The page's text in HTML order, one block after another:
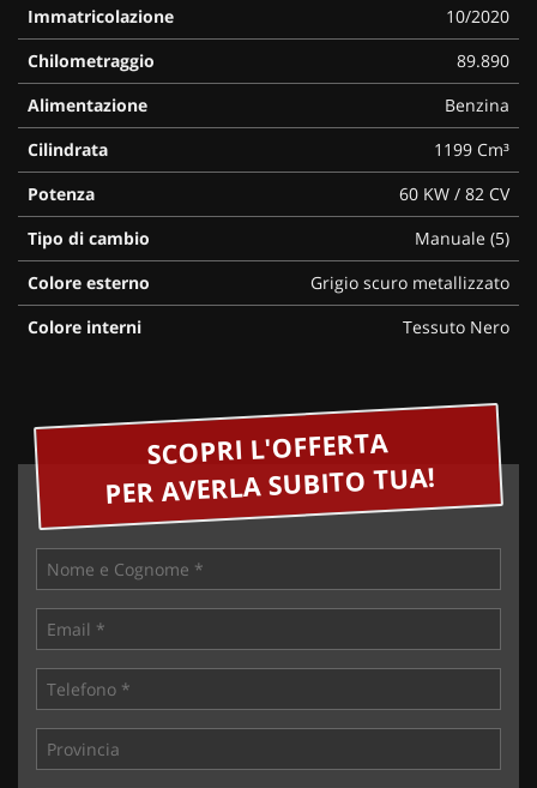
Immatricolazione
10/2020
Chilometraggio
89.890
Alimentazione
Benzina
Cilindrata
1199 Cm³
Potenza
60 KW / 82 CV
Tipo di cambio
Manuale (5)
Colore esterno
Grigio scuro metallizzato
Colore interni
Tessuto Nero
SCOPRI L'OFFERTA
PER AVERLA SUBITO TUA!